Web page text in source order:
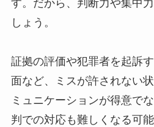
す。だから、判断力や集中
しょう。
証拠の評価や犯罪者を起訴
面など、ミスが許されない
ミュニケーションが得意で
判での対応も難しくなる可能